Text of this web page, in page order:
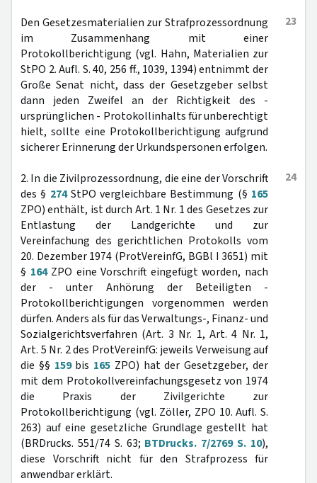
23
Den Gesetzesmaterialien zur Strafprozessordnung
im Zusammenhang mit einer
Protokollberichtigung (vgl. Hahn, Materialien zur
StPO 2. Aufl. S. 40, 256 ff., 1039, 1394) entnimmt der
Große Senat nicht, dass der Gesetzgeber selbst
dann jeden Zweifel an der Richtigkeit des -
ursprünglichen - Protokollinhalts für unberechtigt
hielt, sollte eine Protokollberichtigung aufgrund
sicherer Erinnerung der Urkundspersonen erfolgen.
24
2. In die Zivilprozessordnung, die eine der Vorschrift
des § 274StPO vergleichbare Bestimmung (§ 165
ZPO) enthält, ist durch Art. 1 Nr. 1 des Gesetzes zur
Entlastung der Landgerichte und zur
Vereinfachung des gerichtlichen Protokolls vom
20. Dezember 1974 (ProtVereinfG, BGBl I 3651) mit
§ 164ZPO eine Vorschrift eingefügt worden, nach
der - unter Anhörung der Beteiligten -
Protokollberichtigungen vorgenommen werden
dürfen. Anders als für das Verwaltungs-, Finanz- und
Sozialgerichtsverfahren (Art. 3 Nr. 1, Art. 4 Nr. 1,
Art. 5 Nr. 2 des ProtVereinfG: jeweils Verweisung auf
die §§ 159bis 165 ZPO) hat der Gesetzgeber, der
mit dem Protokollvereinfachungsgesetz von 1974
die Praxis der Zivilgerichte zur
Protokollberichtigung (vgl. Zöller, ZPO 10. Aufl. S.
263) auf eine gesetzliche Grundlage gestellt hat
(BRDrucks. 551/74 S. 63; BTDrucks. 7/2769 S. 10),
diese Vorschrift nicht für den Strafprozess für
anwendbar erklärt.